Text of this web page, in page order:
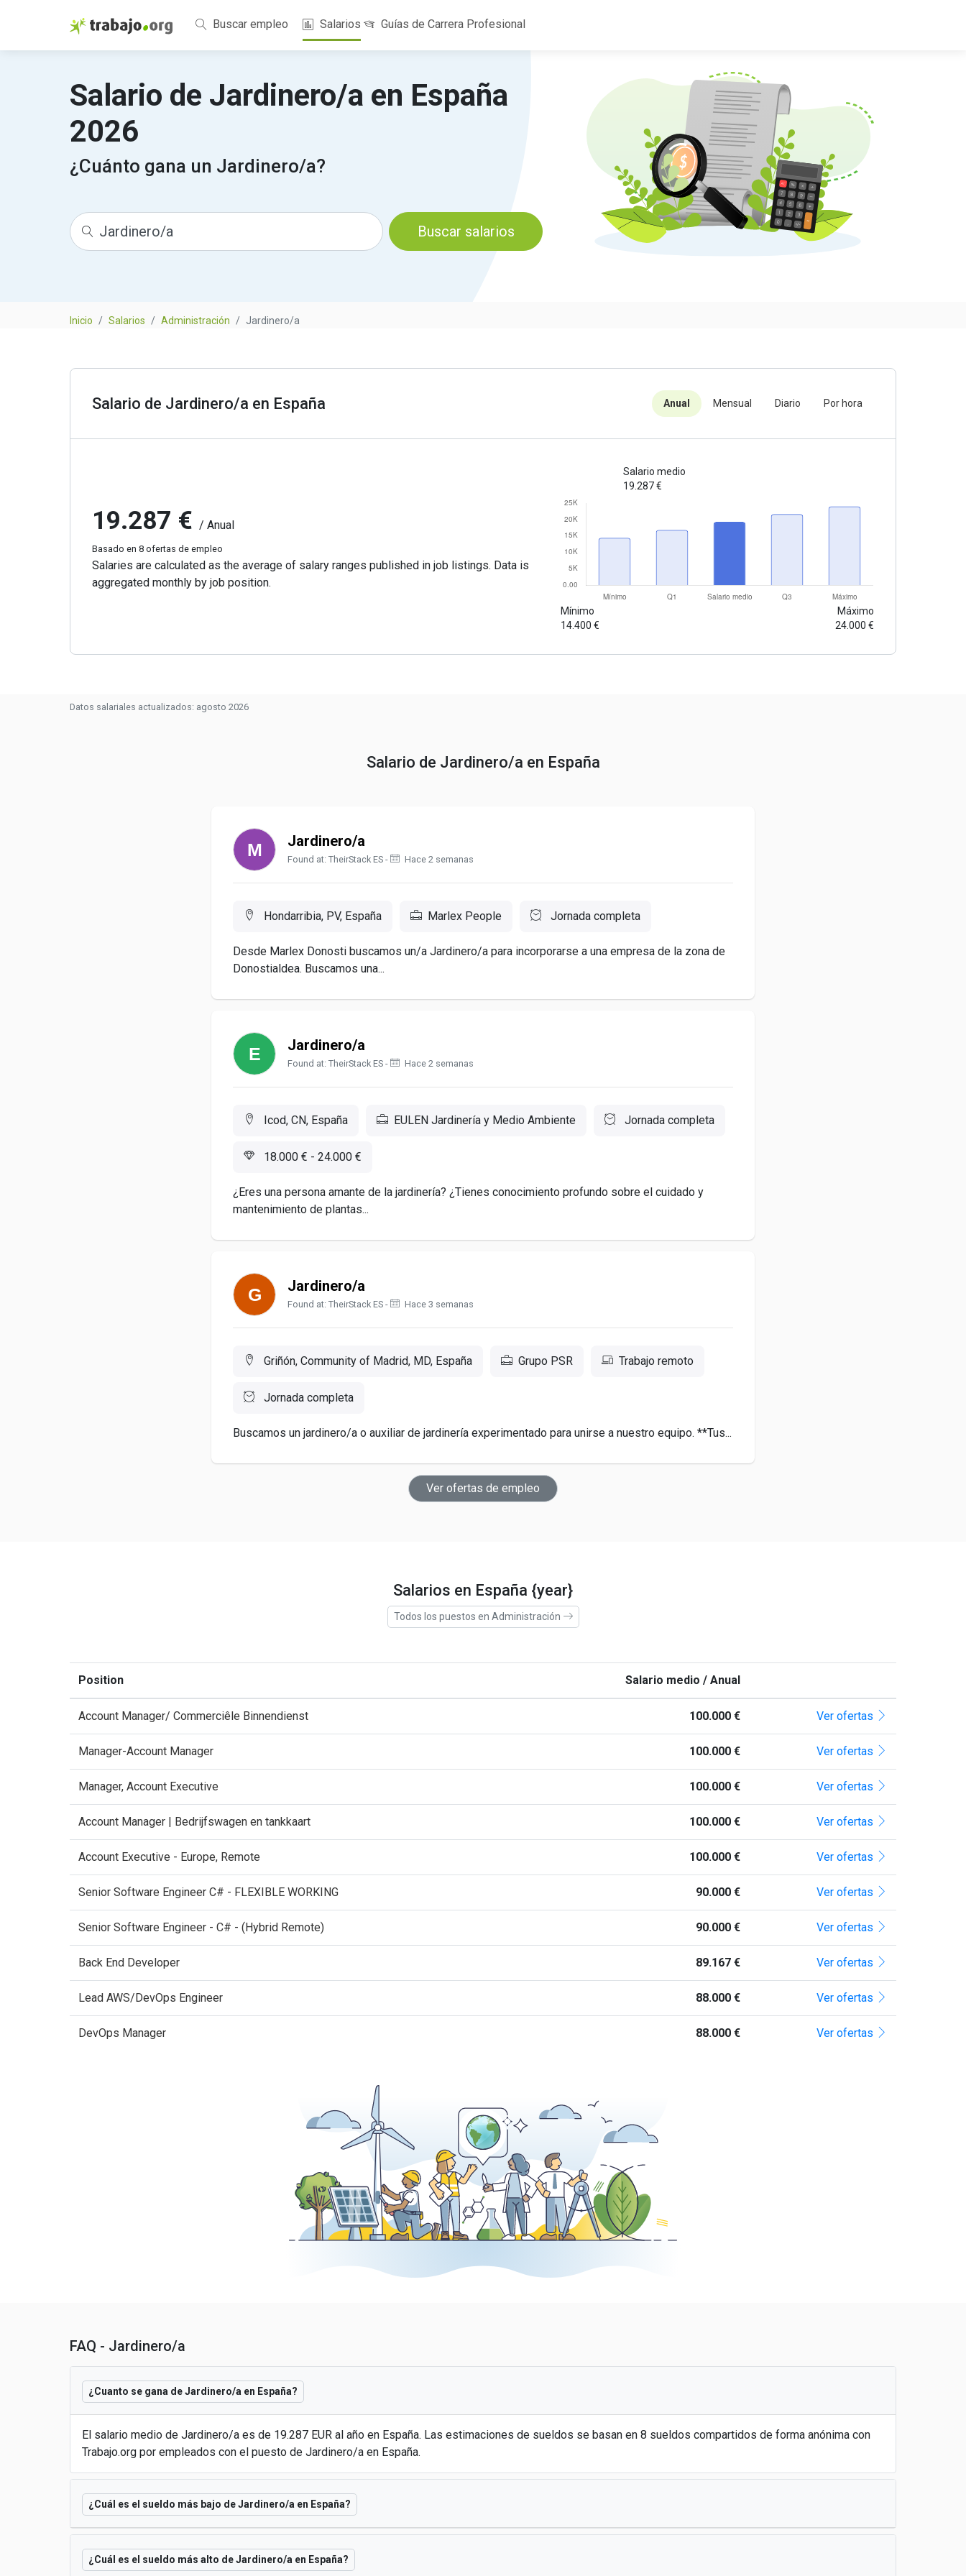
Buscar empleo Salarios Guías de Carrera Profesional
Salario de Jardinero/a en España
2026
¿Cuánto gana un Jardinero/a?
Buscar salarios
Inicio Salarios Administración Jardinero/a
Salario de Jardinero/a en España Anual Mensual Diario Por hora
19.287 € / Anual
Basado en 8 ofertas de empleo
Salaries are calculated as the average of salary ranges published in job listings. Data is
aggregated monthly by job position.
Mínimo
14.400 €
Salario medio
19.287 €
Máximo
24.000 €
Datos salariales actualizados: agosto 2026
Salario de Jardinero/a en España
Jardinero/a
Found at: TheirStack ES - Hace 2 semanas
Hondarribia, PV, España Marlex People Jornada completa
Desde Marlex Donosti buscamos un/a Jardinero/a para incorporarse a una empresa de la zona de
Donostialdea. Buscamos una...
Jardinero/a
Found at: TheirStack ES - Hace 2 semanas
Icod, CN, España EULEN Jardinería y Medio Ambiente Jornada completa
18.000 € - 24.000 €
¿Eres una persona amante de la jardinería? ¿Tienes conocimiento profundo sobre el cuidado y
mantenimiento de plantas...
Jardinero/a
Found at: TheirStack ES - Hace 3 semanas
Griñón, Community of Madrid, MD, España Grupo PSR Trabajo remoto
Jornada completa
Buscamos un jardinero/a o auxiliar de jardinería experimentado para unirse a nuestro equipo. **Tus...
Ver ofertas de empleo
Salarios en España {year}
Todos los puestos en Administración
Position Salario medio / Anual
Account Manager/ Commerciêle Binnendienst 100.000 € Ver ofertas
Manager-Account Manager 100.000 € Ver ofertas
Manager, Account Executive 100.000 € Ver ofertas
Account Manager | Bedrijfswagen en tankkaart 100.000 € Ver ofertas
Account Executive - Europe, Remote 100.000 € Ver ofertas
Senior Software Engineer C# - FLEXIBLE WORKING 90.000 € Ver ofertas
Senior Software Engineer - C# - (Hybrid Remote) 90.000 € Ver ofertas
Back End Developer 89.167 € Ver ofertas
Lead AWS/DevOps Engineer 88.000 € Ver ofertas
DevOps Manager 88.000 € Ver ofertas
FAQ - Jardinero/a
¿Cuanto se gana de Jardinero/a en España?
El salario medio de Jardinero/a es de 19.287 EUR al año en España. Las estimaciones de sueldos se basan en 8 sueldos compartidos de forma anónima con
Trabajo.org por empleados con el puesto de Jardinero/a en España.
¿Cuál es el sueldo más bajo de Jardinero/a en España?
¿Cuál es el sueldo más alto de Jardinero/a en España?